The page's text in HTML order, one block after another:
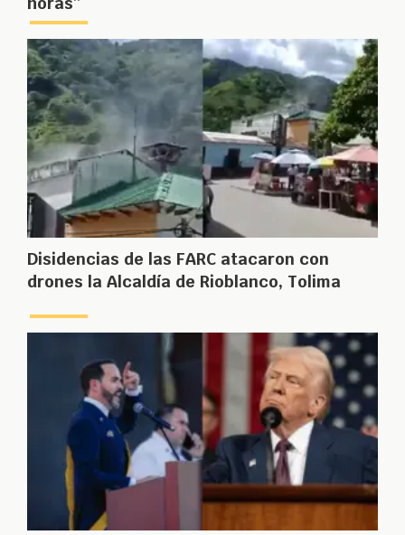
Disidencias de las FARC atacaron con
drones la Alcaldía de Rioblanco, Tolima